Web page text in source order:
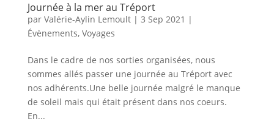
Journée à la mer au Tréport
par Valérie-Aylin Lemoult| 3 Sep 2021 |
Évènements, Voyages
Dans le cadre de nos sorties organisées, nous
sommes allés passer une journée au Tréport avec
nos adhérents.Une belle journée malgré le manque
de soleil mais qui était présent dans nos coeurs.
En...